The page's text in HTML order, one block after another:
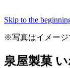
Skip to the
※写真はイメージ
泉屋製菓